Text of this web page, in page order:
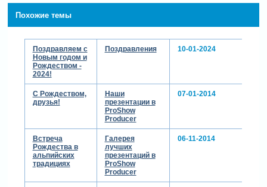
Похожие темы
Поздравляем с
Новым годом и
Рождеством -
2024!
Поздравления 10-01-2024
С Рождеством,
друзья!
Наши
презентации в
ProShow
Producer
07-01-2014
Встреча
Рождества в
альпийских
традициях
Галерея
лучших
презентаций в
ProShow
Producer
06-11-2014